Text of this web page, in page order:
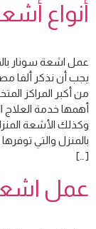
أنواع
عمل اشعة سونار
يجب أن نذكر ألفا
من أكبر المراكز
أهمها خدمة العلاج
وكذلك الأشعة
بالمنزل والتي
[…]
عمل